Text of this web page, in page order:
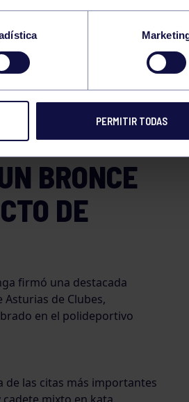
PERMITIR TODAS
EN EL
BRONCE
DE
firmó una destacada
de Clubes,
en el polideportivo
de las citas más importantes